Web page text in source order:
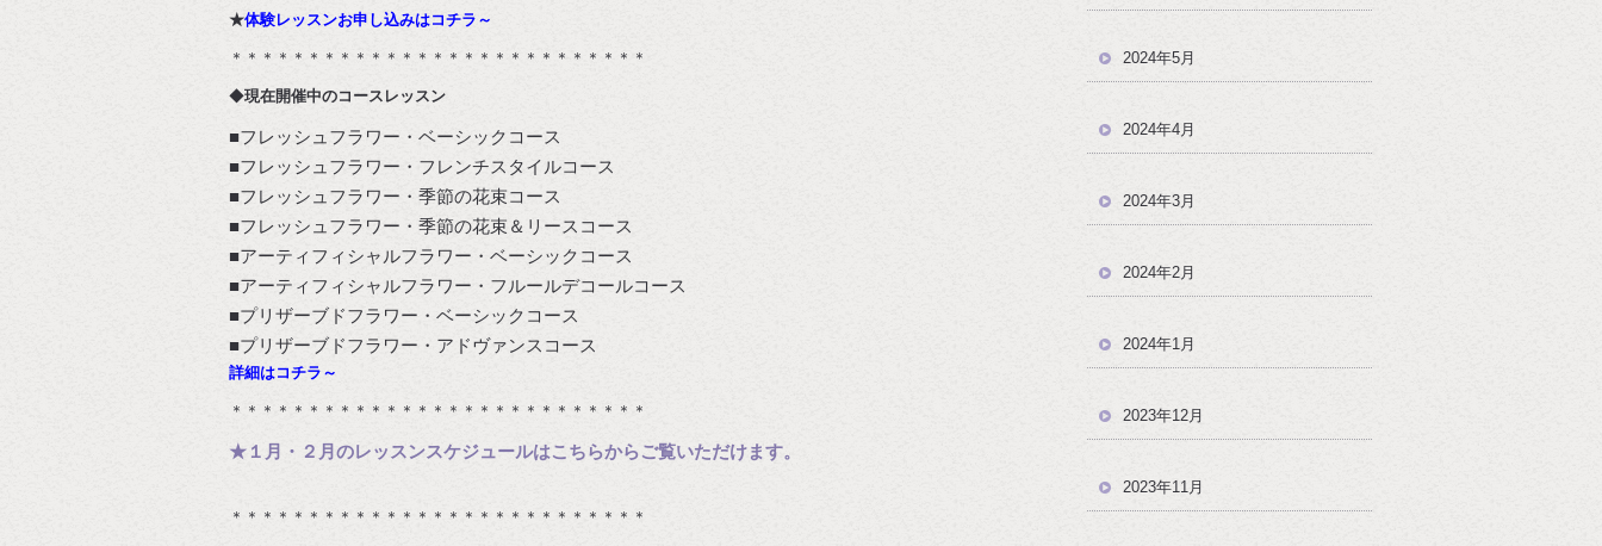
★体験レッスンお申し込みはコチラ～
＊＊＊＊＊＊＊＊＊＊＊＊＊＊＊＊＊＊＊＊＊＊＊＊＊＊＊
◆現在開催中のコースレッスン
■フレッシュフラワー・ベーシックコース
■フレッシュフラワー・フレンチスタイルコース
■フレッシュフラワー・季節の花束コース
■フレッシュフラワー・季節の花束＆リースコース
■アーティフィシャルフラワー・ベーシックコース
■アーティフィシャルフラワー・フルールデコールコース
■プリザーブドフラワー・ベーシックコース
■プリザーブドフラワー・アドヴァンスコース
詳細はコチラ～
＊＊＊＊＊＊＊＊＊＊＊＊＊＊＊＊＊＊＊＊＊＊＊＊＊＊＊
★１月・２月のレッスンスケジュールはこちらからご覧いただけます。
＊＊＊＊＊＊＊＊＊＊＊＊＊＊＊＊＊＊＊＊＊＊＊＊＊＊＊
2024年5月
2024年4月
2024年3月
2024年2月
2024年1月
2023年12月
2023年11月